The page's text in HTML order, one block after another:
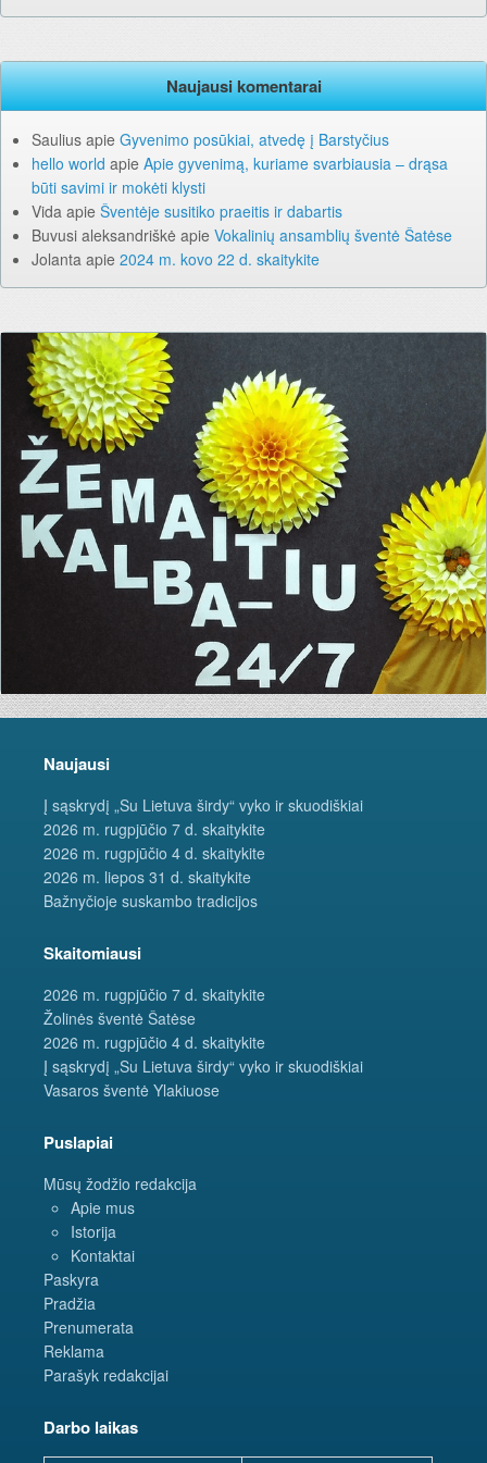
Naujausi komentarai
Saulius apie Gyvenimo posūkiai, atvedę į Barstyčius
hello world apie Apie gyvenimą, kuriame svarbiausia – drąsa
būti savimi ir mokėti klysti
Vida apie Šventėje susitiko praeitis ir dabartis
Buvusi aleksandriškė apie Vokalinių ansamblių šventė Šatėse
Jolanta apie 2024 m. kovo 22 d. skaitykite
Naujausi
Į sąskrydį „Su Lietuva širdy“ vyko ir skuodiškiai
2026 m. rugpjūčio 7 d. skaitykite
2026 m. rugpjūčio 4 d. skaitykite
2026 m. liepos 31 d. skaitykite
Bažnyčioje suskambo tradicijos
Skaitomiausi
2026 m. rugpjūčio 7 d. skaitykite
Žolinės šventė Šatėse
2026 m. rugpjūčio 4 d. skaitykite
Į sąskrydį „Su Lietuva širdy“ vyko ir skuodiškiai
Vasaros šventė Ylakiuose
Puslapiai
Mūsų žodžio redakcija
Apie mus
Istorija
Kontaktai
Paskyra
Pradžia
Prenumerata
Reklama
Parašyk redakcijai
Darbo laikas